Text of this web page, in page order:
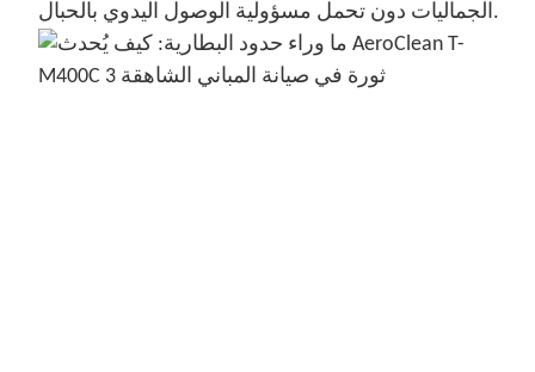
الجماليات دون تحمل مسؤولية الوصول اليدوي بالحبال.